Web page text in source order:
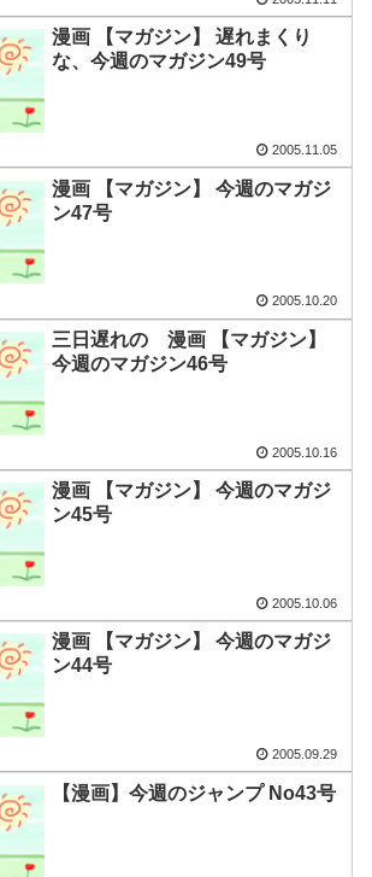
漫画 【マガジン】 遅れまくり
な、今週のマガジン49号
2005.11.05
漫画 【マガジン】 今週のマガジ
ン47号
2005.10.20
三日遅れの 漫画 【マガジン】
今週のマガジン46号
2005.10.16
漫画 【マガジン】 今週のマガジ
ン45号
2005.10.06
漫画 【マガジン】 今週のマガジ
ン44号
2005.09.29
【漫画】今週のジャンプ No43号